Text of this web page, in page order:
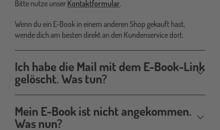
Bitte nutze unser Kontaktformular.
Wenn du ein E-Book in einem anderen Shop gekauft hast,
wende dich am besten direkt an den Kundenservice dort.
Ich habe die Mail mit dem E-Book-Link
gelöscht. Was tun?
Mein E-Book ist nicht angekommen.
Was nun?